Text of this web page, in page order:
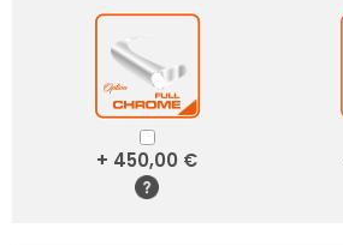
+ 450,00 €